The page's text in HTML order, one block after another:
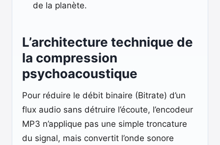
de la planète.
L’architecture technique de
la compression
psychoacoustique
Pour réduire le débit binaire (Bitrate) d’un
flux audio sans détruire l’écoute, l’encodeur
MP3 n’applique pas une simple troncature
du signal, mais convertit l’onde sonore